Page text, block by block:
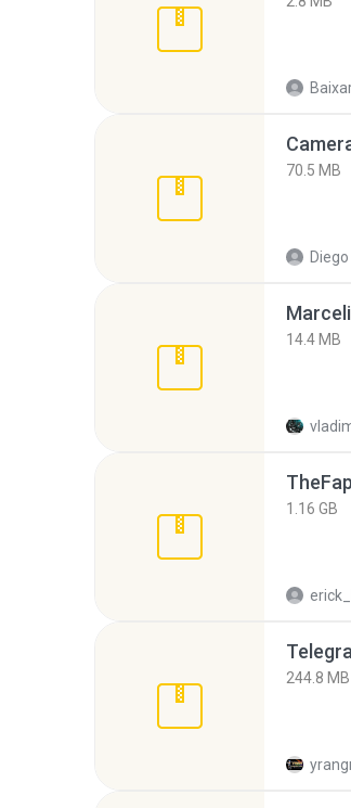
70.5 MB
Diego
14.4 MB
1.16 GB
244.8 MB